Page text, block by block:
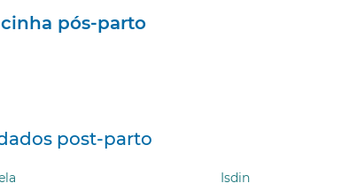
pós-parto
post-parto
Isdin